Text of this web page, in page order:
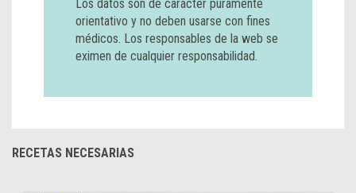
Los datos son de carácter puramente
orientativo y no deben usarse con fines
médicos. Los responsables de la web se
eximen de cualquier responsabilidad.
RECETAS NECESARIAS